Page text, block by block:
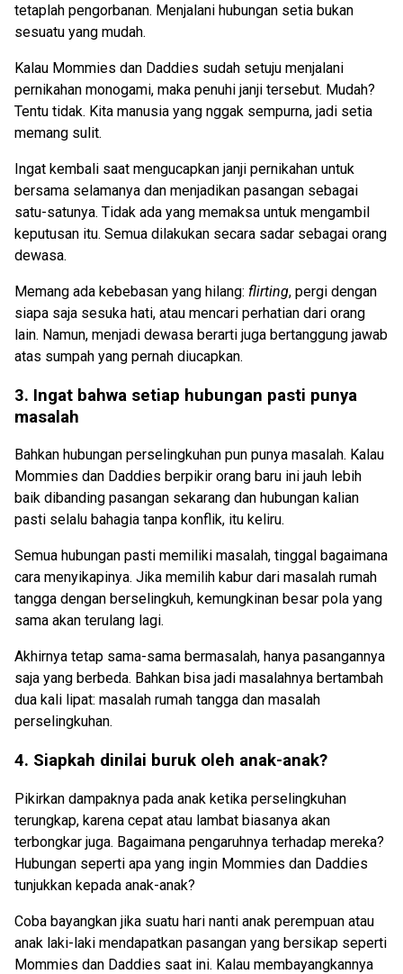
tetaplah pengorbanan. Menjalani hubungan setia bukan
sesuatu yang mudah.
Kalau Mommies dan Daddies sudah setuju menjalani
pernikahan monogami, maka penuhi janji tersebut. Mudah?
Tentu tidak. Kita manusia yang nggak sempurna, jadi setia
memang sulit.
Ingat kembali saat mengucapkan janji pernikahan untuk
bersama selamanya dan menjadikan pasangan sebagai
satu-satunya. Tidak ada yang memaksa untuk mengambil
keputusan itu. Semua dilakukan secara sadar sebagai orang
dewasa.
Memang ada kebebasan yang hilang: flirting, pergi dengan
siapa saja sesuka hati, atau mencari perhatian dari orang
lain. Namun, menjadi dewasa berarti juga bertanggung jawab
atas sumpah yang pernah diucapkan.
3. Ingat bahwa setiap hubungan pasti punya
masalah
Bahkan hubungan perselingkuhan pun punya masalah. Kalau
Mommies dan Daddies berpikir orang baru ini jauh lebih
baik dibanding pasangan sekarang dan hubungan kalian
pasti selalu bahagia tanpa konflik, itu keliru.
Semua hubungan pasti memiliki masalah, tinggal bagaimana
cara menyikapinya. Jika memilih kabur dari masalah rumah
tangga dengan berselingkuh, kemungkinan besar pola yang
sama akan terulang lagi.
Akhirnya tetap sama-sama bermasalah, hanya pasangannya
saja yang berbeda. Bahkan bisa jadi masalahnya bertambah
dua kali lipat: masalah rumah tangga dan masalah
perselingkuhan.
4. Siapkah dinilai buruk oleh anak-anak?
Pikirkan dampaknya pada anak ketika perselingkuhan
terungkap, karena cepat atau lambat biasanya akan
terbongkar juga. Bagaimana pengaruhnya terhadap mereka?
Hubungan seperti apa yang ingin Mommies dan Daddies
tunjukkan kepada anak-anak?
Coba bayangkan jika suatu hari nanti anak perempuan atau
anak laki-laki mendapatkan pasangan yang bersikap seperti
Mommies dan Daddies saat ini. Kalau membayangkannya